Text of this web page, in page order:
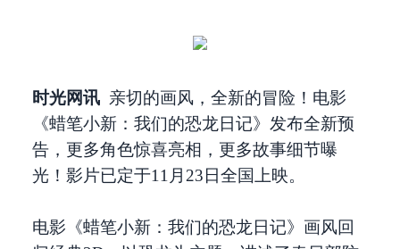
时光网讯亲切的画风，全新的冒险！电影
《蜡笔小新：我们的恐龙日记》发布全新预
告，更多角色惊喜亮相，更多故事细节曝
光！影片已定于11月23日全国上映。
电影《蜡笔小新：我们的恐龙日记》画风回